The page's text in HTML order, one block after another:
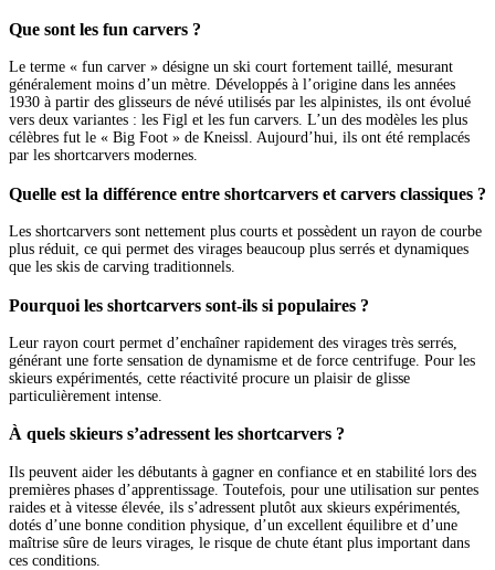
Que sont les fun carvers ?
Le terme « fun carver » désigne un ski court fortement taillé, mesurant
généralement moins d’un mètre. Développés à l’origine dans les années
1930 à partir des glisseurs de névé utilisés par les alpinistes, ils ont évolué
vers deux variantes : les Figl et les fun carvers. L’un des modèles les plus
célèbres fut le « Big Foot » de Kneissl. Aujourd’hui, ils ont été remplacés
par les shortcarvers modernes.
Quelle est la différence entre shortcarvers et carvers classiques ?
Les shortcarvers sont nettement plus courts et possèdent un rayon de courbe
plus réduit, ce qui permet des virages beaucoup plus serrés et dynamiques
que les skis de carving traditionnels.
Pourquoi les shortcarvers sont-ils si populaires ?
Leur rayon court permet d’enchaîner rapidement des virages très serrés,
générant une forte sensation de dynamisme et de force centrifuge. Pour les
skieurs expérimentés, cette réactivité procure un plaisir de glisse
particulièrement intense.
À quels skieurs s’adressent les shortcarvers ?
Ils peuvent aider les débutants à gagner en confiance et en stabilité lors des
premières phases d’apprentissage. Toutefois, pour une utilisation sur pentes
raides et à vitesse élevée, ils s’adressent plutôt aux skieurs expérimentés,
dotés d’une bonne condition physique, d’un excellent équilibre et d’une
maîtrise sûre de leurs virages, le risque de chute étant plus important dans
ces conditions.